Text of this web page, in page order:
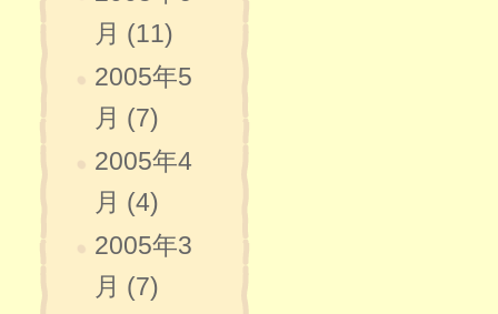
月 (11)
2005年5
月 (7)
2005年4
月 (4)
2005年3
月 (7)